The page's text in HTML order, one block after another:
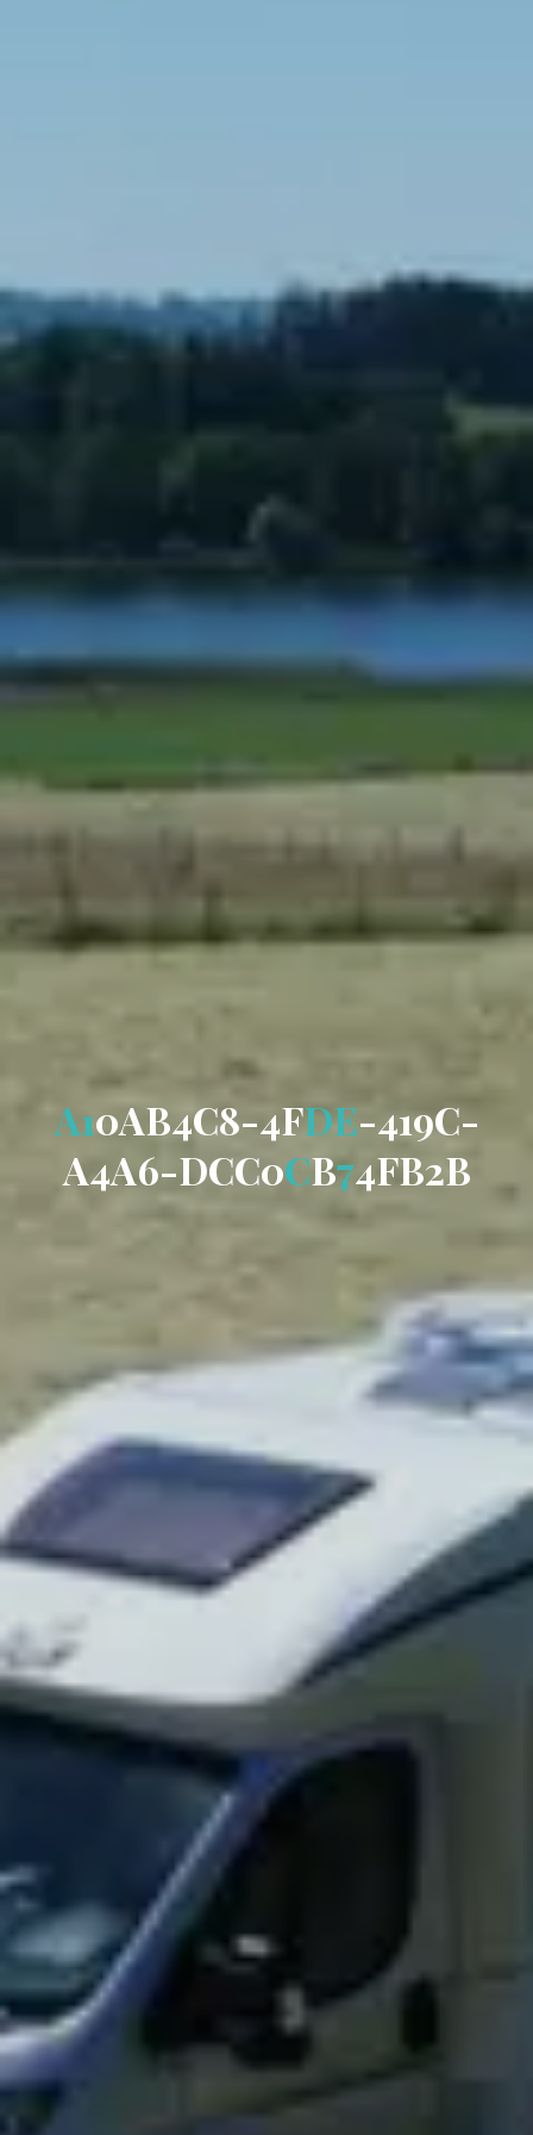
A10AB4C8-4FDE-419C-
A4A6-DCC0CB74FB2B